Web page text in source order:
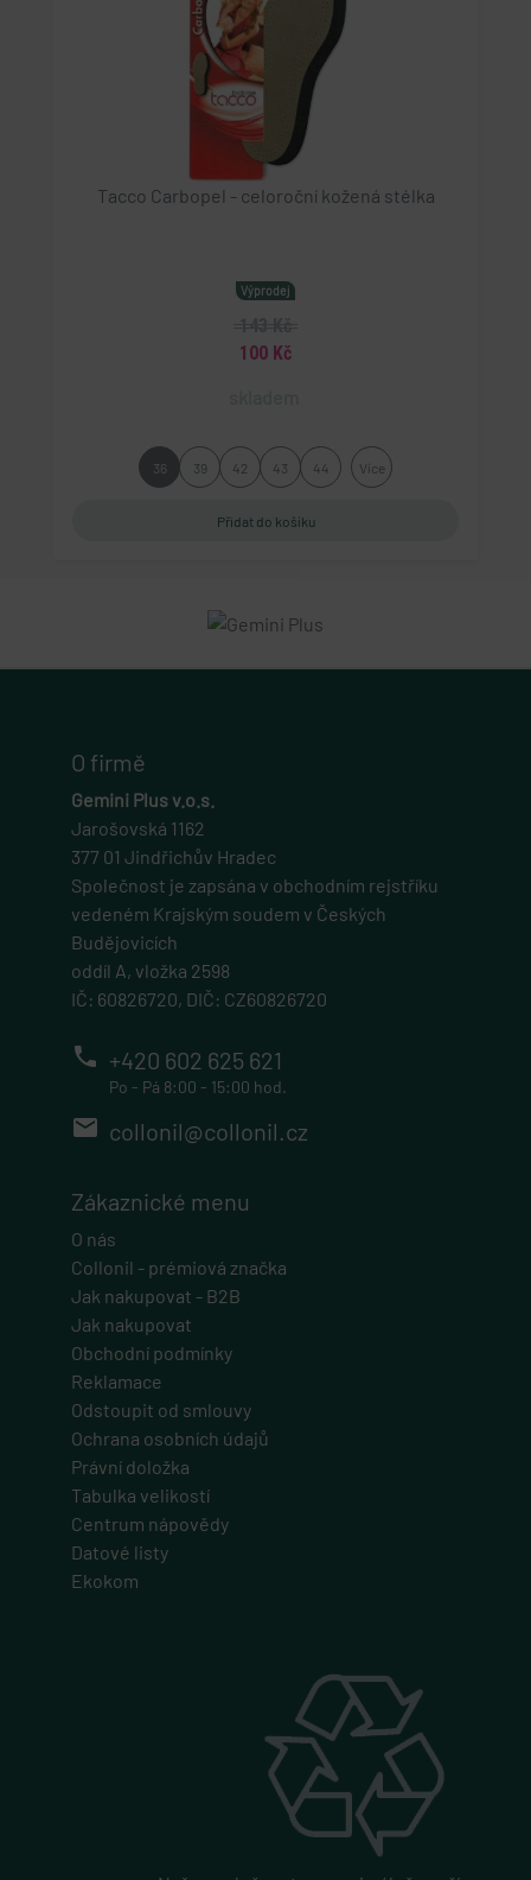
Tacco Carbopel - celoroční kožená stélka
Výprodej
100 Kč
36 39 42 43 44 Více
O firmě
Gemini Plus v.o.s.
Jarošovská 1162
377 01 Jindřichův Hradec
Společnost je zapsána v obchodním rejstříku
vedeném Krajským soudem v Českých
Budějovicích
oddíl A, vložka 2598
IČ: 60826720, DIČ: CZ60826720
phone +420 602 625 621
Po - Pá 8:00 - 15:00 hod.
email collonil@collonil.cz
Zákaznické menu
O nás
Collonil - prémiová značka
Jak nakupovat - B2B
Jak nakupovat
Obchodní podmínky
Reklamace
Odstoupit od smlouvy
Ochrana osobních údajů
Právní doložka
Tabulka velikostí
Centrum nápovědy
Datové listy
Ekokom